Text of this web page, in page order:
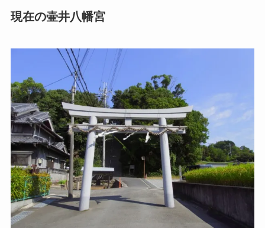
現在の壷井八幡宮